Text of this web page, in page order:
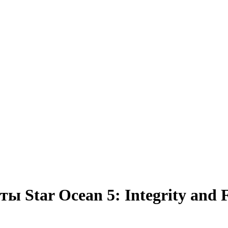
Star Ocean 5: Integrity and